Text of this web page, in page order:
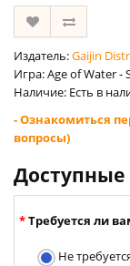
Издатель:Gaijin
Игра: Age of Water -
Наличие: Есть в
- Ознакомиться
вопросы)
Требуется ли
Не